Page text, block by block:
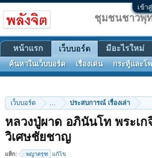
เข้า
เว็บบอร์ด ... ประสบการณ์ เรื่องเล่า
หลวงปู่ผาด อภินันโท พระเก
วิเศษชัยชาญ
แท็ก: พญาครุฑ แก้ไข
ชุมชนชาวพุ
หน้าแรก เว็บบอร์ด
ค้นหาในเว็บบอร์ด เรื่องเด่น กระทู้และโ
มีอะไรใหม่